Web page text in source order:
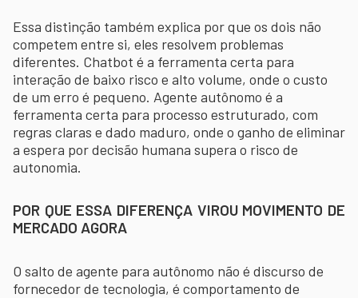
Essa distinção também explica por que os dois não
competem entre si, eles resolvem problemas
diferentes. Chatbot é a ferramenta certa para
interação de baixo risco e alto volume, onde o custo
de um erro é pequeno. Agente autônomo é a
ferramenta certa para processo estruturado, com
regras claras e dado maduro, onde o ganho de eliminar
a espera por decisão humana supera o risco de
autonomia.
POR QUE ESSA DIFERENÇA VIROU MOVIMENTO DE
MERCADO AGORA
O salto de agente para autônomo não é discurso de
fornecedor de tecnologia, é comportamento de